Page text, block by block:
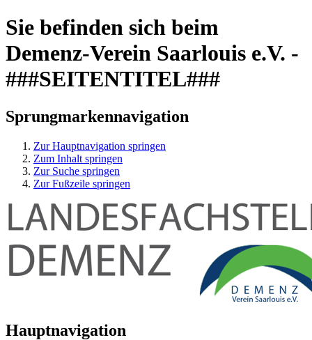
Sie befinden sich beim
Demenz-Verein Saarlouis e.V. -
###SEITENTITEL###
Sprungmarkennavigation
Zur Hauptnavigation springen
Zum Inhalt springen
Zur Suche springen
Zur Fußzeile springen
Hauptnavigation